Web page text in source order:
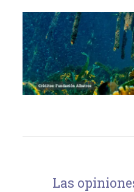
Las